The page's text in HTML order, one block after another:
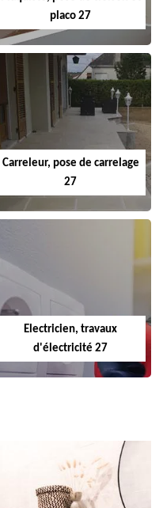
placo 27
Carreleur, pose de carrelage
27
Electricien, travaux
d'électricité 27